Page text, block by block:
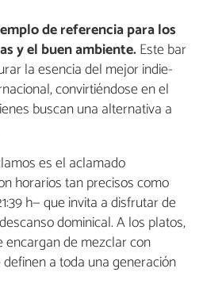
de referencia para los
y el buen ambiente.Este bar
la esencia del mejor indie-
convirtiéndose en el
buscan una alternativa a
es el aclamado
horarios tan precisos como
h— que invita a disfrutar de
dominical. A los platos,
encargan de mezclar con
a toda una generación